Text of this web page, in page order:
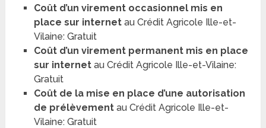
Coût d’un virement occasionnel mis en
place sur internet au Crédit Agricole Ille-et-
Vilaine: Gratuit
Coût d’un virement permanent mis en place
sur internet au Crédit Agricole Ille-et-Vilaine:
Gratuit
Coût de la mise en place d’une autorisation
de prélèvement au Crédit Agricole Ille-et-
Vilaine: Gratuit